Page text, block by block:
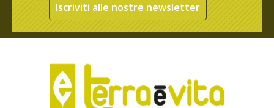
Iscriviti alle nostre newsletter